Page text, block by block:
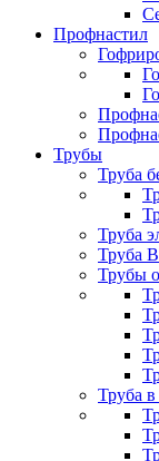
Профнастил
Трубы
Труба
Труба
Труба
Трубы
Труба